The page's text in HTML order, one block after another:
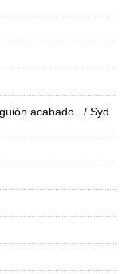
acabado.
/ Syd